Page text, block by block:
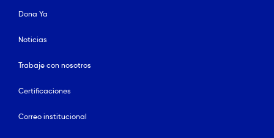
Dona Ya
Noticias
Trabaje con nosotros
Certificaciones
Correo institucional